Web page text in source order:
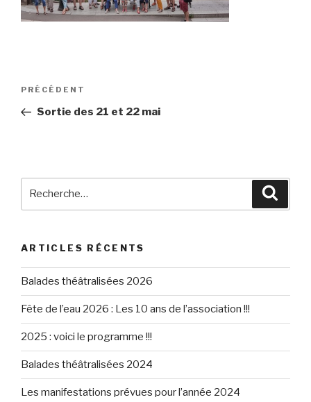
Navigation
l’article
Article
précédent
PRÉCÉDENT
Sortie des 21 et 22 mai
ARTICLES RÉCENTS
Balades théâtralisées 2026
Fête de l’eau 2026 : Les 10 ans de l’association !!!
2025 : voici le programme !!!
Balades théâtralisées 2024
Les manifestations prévues pour l’année 2024